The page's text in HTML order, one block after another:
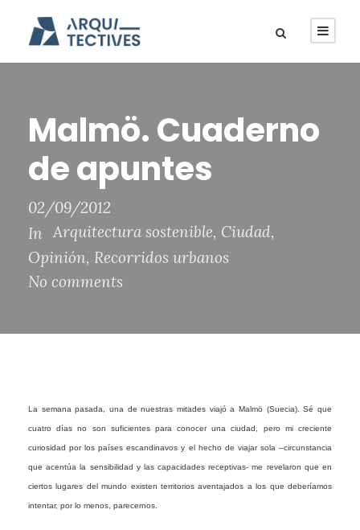
Malmö. Cuaderno
de apuntes
02/09/2012
In Arquitectura sostenible, Ciudad,
Opinión, Recorridos urbanos
No comments
La semana pasada, una de nuestras mitades viajó a Malmö (Suecia). Sé que
cuatro días no son suficientes para conocer una ciudad, pero mi creciente
curiosidad por los países escandinavos y el hecho de viajar sola –circunstancia
que acentúa la sensibilidad y las capacidades receptivas- me revelaron que en
ciertos lugares del mundo existen territorios aventajados a los que deberíamos
intentar, por lo menos, parecernos.